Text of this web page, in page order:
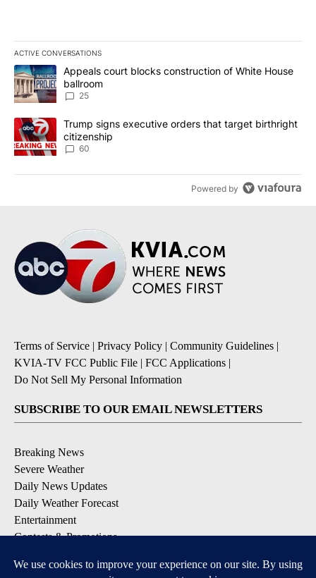
ACTIVE CONVERSATIONS
The following is a list of the most commented articles in the last
A trending article titled "Appeals court blocks construction of
Appeals court blocks construction of White House
ballroom
25
A trending article titled "Trump signs executive orders that
Trump signs executive orders that target birthright
citizenship
60
Powered by
Terms of Service | Privacy Policy | Community Guidelines |
KVIA-TV FCC Public File | FCC Applications |
Do Not Sell My Personal Information
SUBSCRIBE TO OUR EMAIL NEWSLETTERS
Breaking News
Severe Weather
Daily News Updates
Daily Weather Forecast
Entertainment
Contests & Promotions
DOWNLOAD OUR APPS